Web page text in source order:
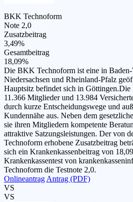
BKK Technoform
Note 2,0
Zusatzbeitrag
3,49%
Gesamtbeitrag
18,09%
Die BKK Technoform ist eine in
Niedersachsen und Rheinland-Pfalz
Hauptsitz befindet sich in
11.366 Mitglieder und 13.984
durch kurze Entscheidungswege und
Kundennähe aus. Neben dem
sie ihren Mitgliedern kompetente
attraktive Satzungsleistungen. Der von
Technoform erhobene Zusatzbeitrag
sich ein Krankenkassenbeitrag von
Krankenkassentest von
Technoform die Testnote 2,0.
Onlineantrag Antrag (PDF)
VS
VS